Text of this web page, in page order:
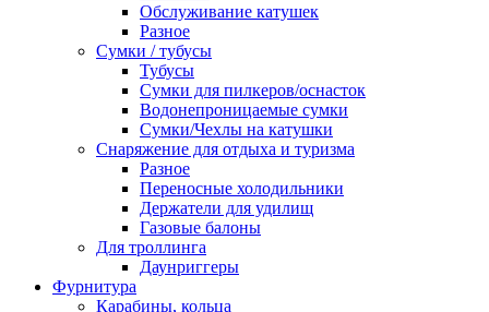
Обслуживание катушек
Разное
Сумки / тубусы
Тубусы
Сумки для пилкеров/оснасток
Водонепроницаемые сумки
Сумки/Чехлы на катушки
Снаряжение для отдыха и туризма
Разное
Переносные холодильники
Держатели для удилищ
Газовые балоны
Для троллинга
Даунриггеры
Фурнитура
Карабины, кольца